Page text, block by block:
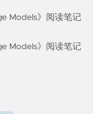
Models》阅读笔记
Models》阅读笔记